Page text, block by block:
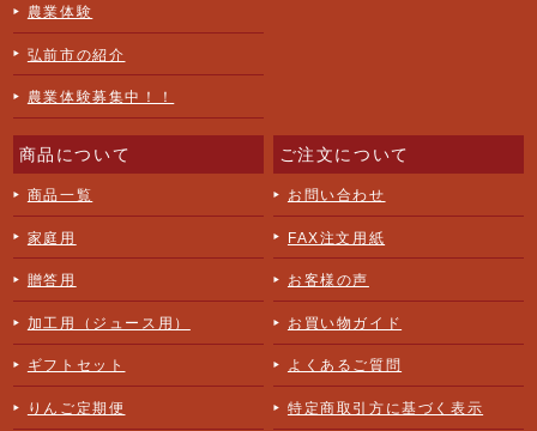
農業体験
弘前市の紹介
農業体験募集中！！
商品について
商品一覧
家庭用
贈答用
加工用（ジュース用）
ギフトセット
りんご定期便
ご注文について
お問い合わせ
FAX注文用紙
お客様の声
お買い物ガイド
よくあるご質問
特定商取引方に基づく表示